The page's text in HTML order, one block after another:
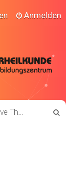
Anmelden
Aktive Themen